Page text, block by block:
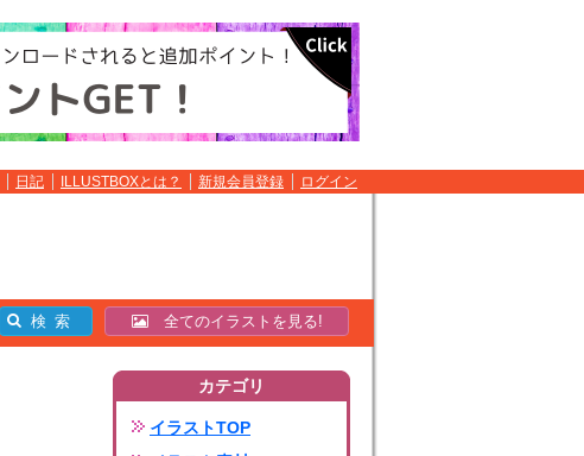
日記 ILLUSTBOXとは？ 新規会員登録 ログイン
全てのイラストを見る!
カテゴリ
イラストTOP